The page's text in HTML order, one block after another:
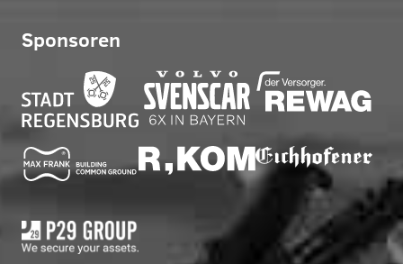
Sponsoren